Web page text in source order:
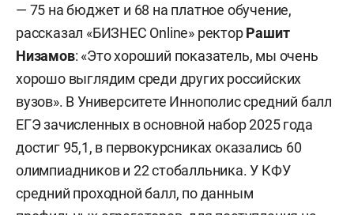
— 75 на бюджет и 68 на платное обучение,
рассказал «БИЗНЕС Online» ректорРашит
Низамов: «Это хороший показатель, мы очень
хорошо выглядим среди других российских
вузов». В Университете Иннополис средний балл
ЕГЭ зачисленных в основной набор 2025 года
достиг 95,1, в первокурсниках оказались 60
олимпиадников и 22 стобалльника. У КФУ
средний проходной балл, по данным